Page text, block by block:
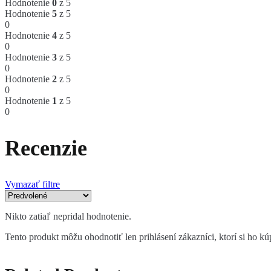
Hodnotenie 0 z 5
Hodnotenie 5 z 5
0
Hodnotenie 4 z 5
0
Hodnotenie 3 z 5
0
Hodnotenie 2 z 5
0
Hodnotenie 1 z 5
0
Recenzie
Vymazať filtre
Nikto zatiaľ nepridal hodnotenie.
Tento produkt môžu ohodnotiť len prihlásení zákazníci, ktorí si ho